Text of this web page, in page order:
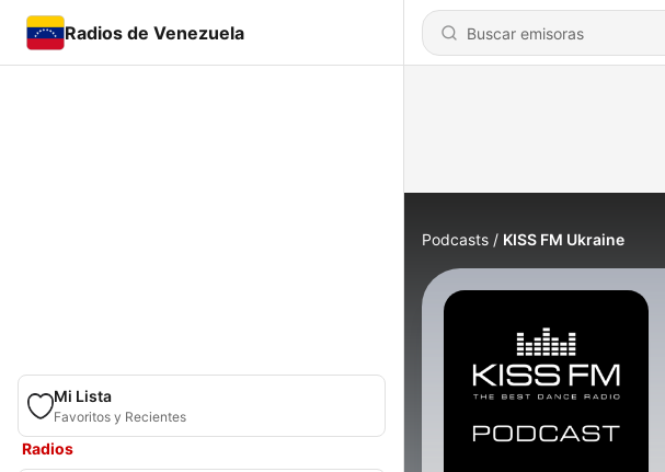
Radios de Venezuela
Mi Lista
Favoritos y Recientes
Radios
Podcasts KISS FM Ukraine